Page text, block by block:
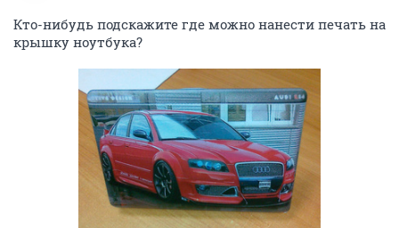
Кто-нибудь подскажите где можно нанести печать на
крышку ноутбука?